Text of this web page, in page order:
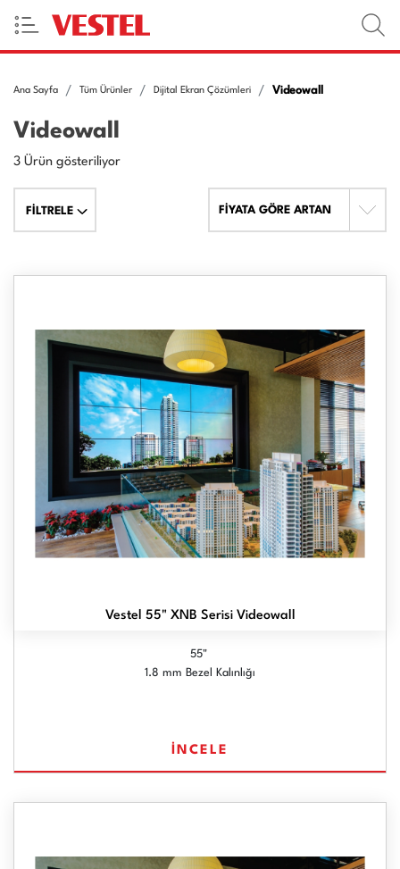
Ana Sayfa Tüm Ürünler Dijital Ekran Çözümleri Videowall
Videowall
3 Ürün gösteriliyor
FİLTRELE FİYATA GÖRE ARTAN
Vestel 55" XNB Serisi Videowall
55"
1.8 mm Bezel Kalınlığı
İNCELE